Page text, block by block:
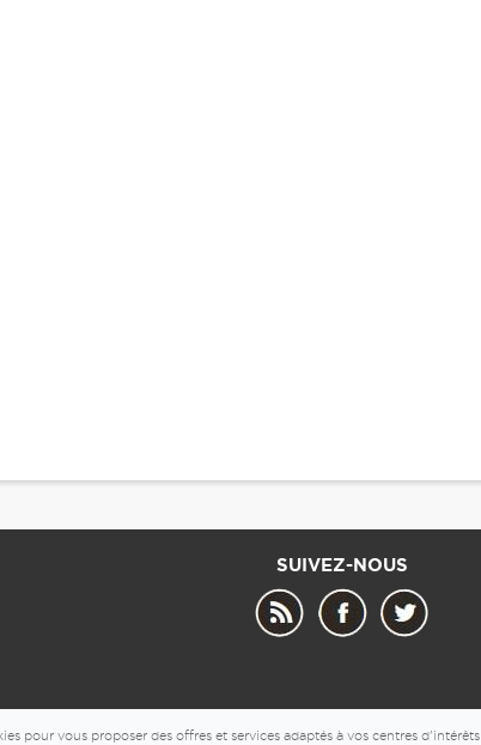
SUIVEZ-NOUS
pour vous proposer des offres et services adaptés à vos centres d'intérêts